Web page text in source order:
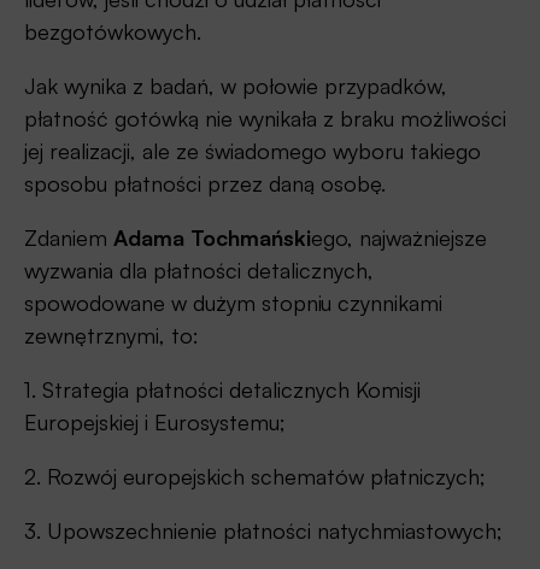
bezgotówkowych.
Jak wynika z badań, w połowie przypadków,
płatność gotówką nie wynikała z braku możliwości
jej realizacji, ale ze świadomego wyboru takiego
sposobu płatności przez daną osobę.
Zdaniem Adama Tochmańskiego, najważniejsze
wyzwania dla płatności detalicznych,
spowodowane w dużym stopniu czynnikami
zewnętrznymi, to:
1. Strategia płatności detalicznych Komisji
Europejskiej i Eurosystemu;
2. Rozwój europejskich schematów płatniczych;
3. Upowszechnienie płatności natychmiastowych;